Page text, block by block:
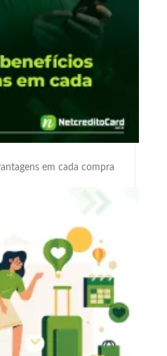
em cada compra